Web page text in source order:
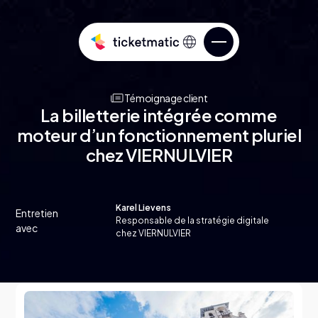
Connaissez votre public
ticketmatic Studio
Poussez votre billetterie plus loin
Témoignage client
La billetterie intégrée comme
moteur d’un fonctionnement pluriel
chez VIERNULVIER
Entretien
avec
Karel Lievens
Responsable de la stratégie digitale
chez VIERNULVIER